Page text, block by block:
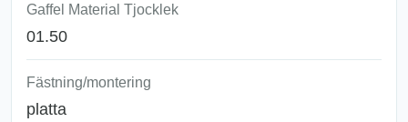
Gaffel Material Tjocklek
01.50
Fästning/montering
platta